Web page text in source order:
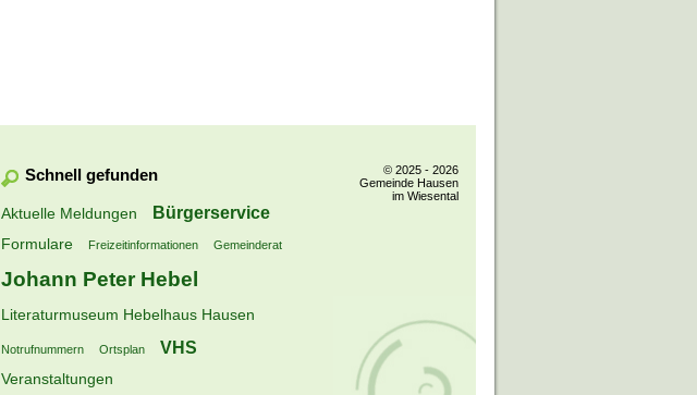
Schnell gefunden
Aktuelle Meldungen Bürgerservice
Formulare Freizeitinformationen Gemeinderat
Johann Peter Hebel
Literaturmuseum Hebelhaus Hausen
Notrufnummern Ortsplan VHS
Veranstaltungen
© 2025 - 2026
Gemeinde Hausen
im Wiesental